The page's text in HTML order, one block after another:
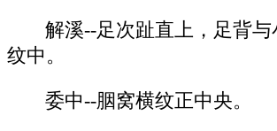
解溪--足次趾直上，足背
纹中。
委中--胭窝横纹正中央。